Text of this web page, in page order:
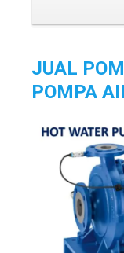
JUAL
POMPA